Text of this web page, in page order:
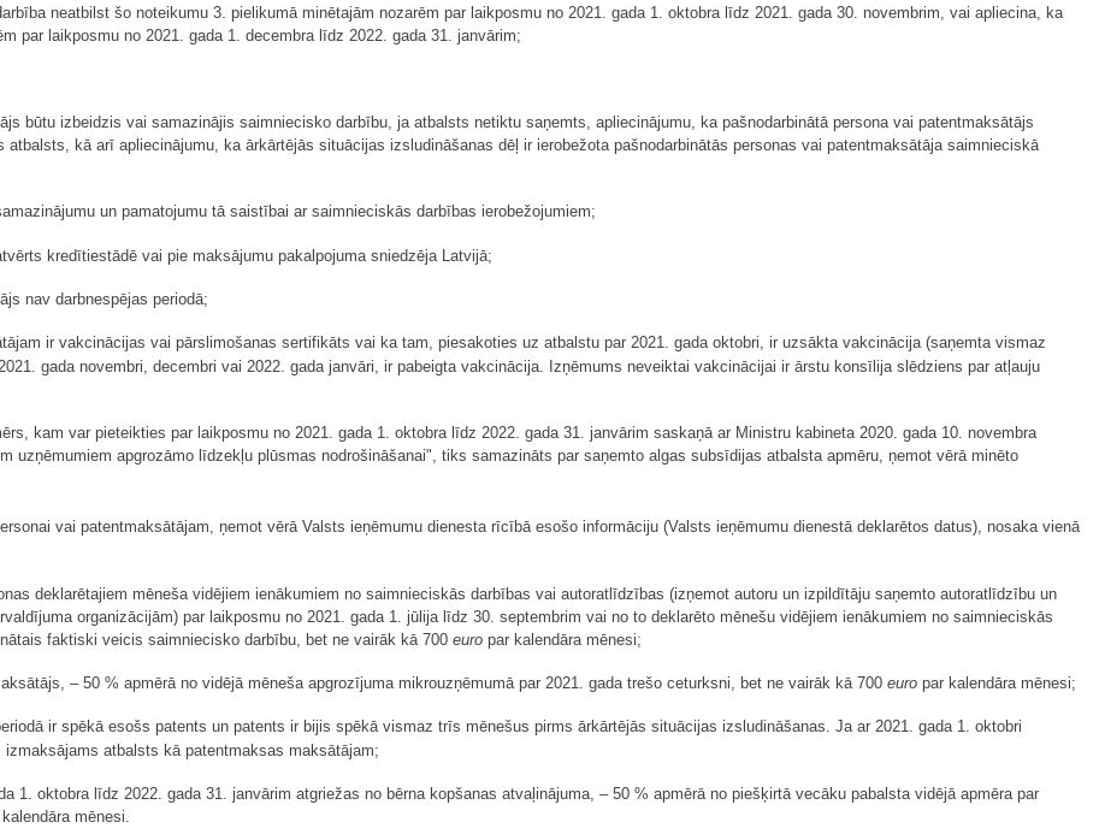
neatbilst šo noteikumu 3. pielikumā minētajām nozarēm par laikposmu no 2021. gada 1. oktobra līdz 2021. gada 30. novembrim, vai apliecina, ka
par laikposmu no 2021. gada 1. decembra līdz 2022. gada 31. janvārim;
būtu izbeidzis vai samazinājis saimniecisko darbību, ja atbalsts netiktu saņemts, apliecinājumu, ka pašnodarbinātā persona vai patentmaksātājs
kā arī apliecinājumu, ka ārkārtējās situācijas izsludināšanas dēļ ir ierobežota pašnodarbinātās personas vai patentmaksātāja saimnieciskā
un pamatojumu tā saistībai ar saimnieciskās darbības ierobežojumiem;
kredītiestādē vai pie maksājumu pakalpojuma sniedzēja Latvijā;
nav darbnespējas periodā;
ir vakcinācijas vai pārslimošanas sertifikāts vai ka tam, piesakoties uz atbalstu par 2021. gada oktobri, ir uzsākta vakcinācija (saņemta vismaz
gada novembri, decembri vai 2022. gada janvāri, ir pabeigta vakcinācija. Izņēmums neveiktai vakcinācijai ir ārstu konsīlija slēdziens par atļauju
kam var pieteikties par laikposmu no 2021. gada 1. oktobra līdz 2022. gada 31. janvārim saskaņā ar Ministru kabineta 2020. gada 10. novembra
uzņēmumiem apgrozāmo līdzekļu plūsmas nodrošināšanai", tiks samazināts par saņemto algas subsīdijas atbalsta apmēru, ņemot vērā minēto
vai patentmaksātājam, ņemot vērā Valsts ieņēmumu dienesta rīcībā esošo informāciju (Valsts ieņēmumu dienestā deklarētos datus), nosaka vienā
deklarētajiem mēneša vidējiem ienākumiem no saimnieciskās darbības vai autoratlīdzības (izņemot autoru un izpildītāju saņemto autoratlīdzību un
organizācijām) par laikposmu no 2021. gada 1. jūlija līdz 30. septembrim vai no to deklarēto mēnešu vidējiem ienākumiem no saimnieciskās
faktiski veicis saimniecisko darbību, bet ne vairāk kā 700 euro par kalendāra mēnesi;
– 50 % apmērā no vidējā mēneša apgrozījuma mikrouzņēmumā par 2021. gada trešo ceturksni, bet ne vairāk kā 700 euro par kalendāra mēnesi;
ir spēkā esošs patents un patents ir bijis spēkā vismaz trīs mēnešus pirms ārkārtējās situācijas izsludināšanas. Ja ar 2021. gada 1. oktobri
atbalsts kā patentmaksas maksātājam;
1. oktobra līdz 2022. gada 31. janvārim atgriežas no bērna kopšanas atvaļinājuma, – 50 % apmērā no piešķirtā vecāku pabalsta vidējā apmēra par
mēnesi.